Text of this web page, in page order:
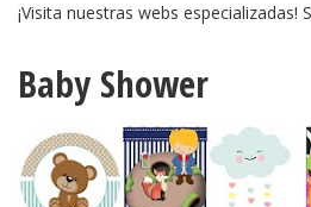
¡Visita nuestras webs especializadas!
Baby Shower